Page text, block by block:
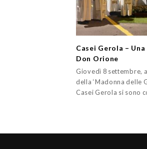
Casei Gerola –
Don Orione
Giovedì 8 settembre,
della ‘Madonna delle
Casei Gerola si sono